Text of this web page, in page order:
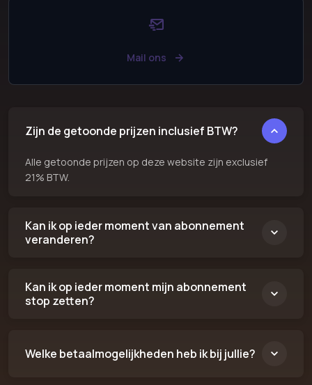
Mail ons
Zijn de getoonde prijzen inclusief BTW?
Alle getoonde prijzen op deze website zijn exclusief
21% BTW.
Kan ik op ieder moment van abonnement
veranderen?
Kan ik op ieder moment mijn abonnement
stop zetten?
Welke betaalmogelijkheden heb ik bij jullie?